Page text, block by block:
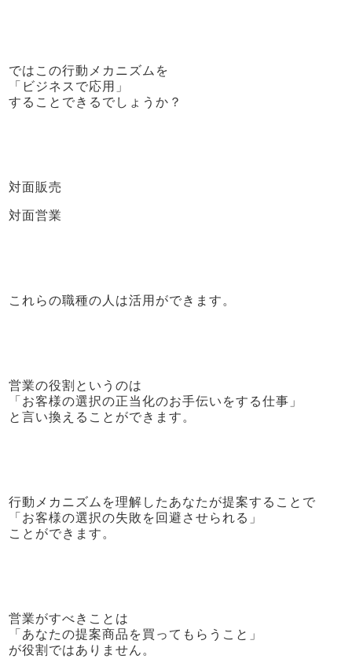
ではこの行動メカニズムを
「ビジネスで応用」
することできるでしょうか？
対面販売
対面営業
これらの職種の人は活用ができます。
営業の役割というのは
「お客様の選択の正当化のお手伝いをする仕事」
と言い換えることができます。
行動メカニズムを理解したあなたが提案することで
「お客様の選択の失敗を回避させられる」
ことができます。
営業がすべきことは
「あなたの提案商品を買ってもらうこと」
が役割ではありません。